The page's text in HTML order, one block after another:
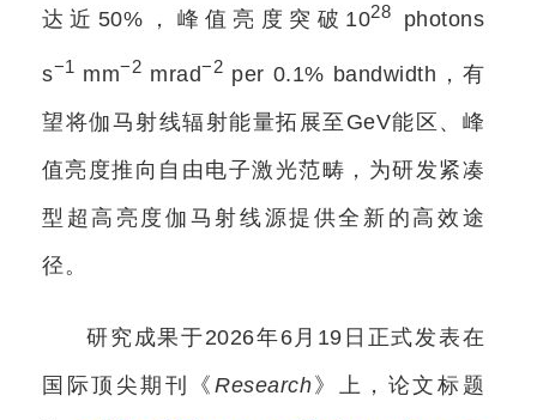
达近50%，峰值亮度突破1028 photons
s−1 mm−2 mrad−2 per 0.1% bandwidth，有
望将伽马射线辐射能量拓展至GeV能区、峰
值亮度推向自由电子激光范畴，为研发紧凑
型超高亮度伽马射线源提供全新的高效途
径。
研究成果于2026年6月19日正式发表在
国际顶尖期刊《 Research 》上，论文标题